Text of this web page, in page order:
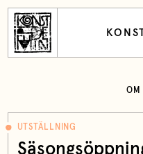
OM
UTSTÄLLNING